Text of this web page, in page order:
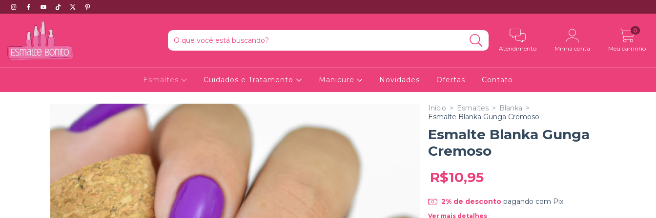
Atendimento Minha conta Meu carrinho
0
Esmaltes Cuidados e Tratamento Manicure Novidades Ofertas Contato
Início > Esmaltes > Blanka >
Esmalte Blanka Gunga Cremoso
Esmalte Blanka Gunga
Cremoso
R$10,95
2% de descontopagando com Pix
Ver mais detalhes